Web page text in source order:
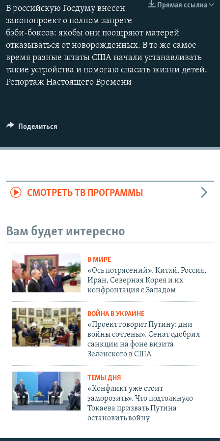
Прямая ссылка
В российскую Госдуму внесен
законопроект о полном запрете
бэби-боксов: якобы они поощряют матерей
отказываться от новорожденных. В то же самое
время разные штаты США начали устанавливать
такие устройства и помогаю спасать жизни детей.
Репортаж Настоящего Времени
Поделиться
СМОТРЕТЬ ТВ ПРОГРАММЫ
Вам будет интересно
В МИРЕ
«Ось потрясений». Китай, Россия,
Иран, Северная Корея и их
конфронтация с Западом
ВОЙНА В УКРАИНЕ
«Проект говорит Путину: дни
войны сочтены». Сенат одобрил
санкции на фоне визита
Зеленского в США
ТЕМЫ ДНЯ
«Конфликт уже стоит
заморозить». Что подтолкнуло
Токаева призвать Путина
остановить войну